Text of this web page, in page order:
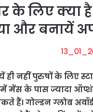
के लिए क्या
और बनायें
नहीं पुरुषों के लिए
के पास ज्यादा
हैं। गोल्डन ग्लोब